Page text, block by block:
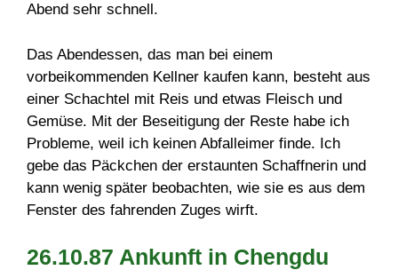
Abend sehr schnell.
Das Abendessen, das man bei einem
vorbeikommenden Kellner kaufen kann, besteht aus
einer Schachtel mit Reis und etwas Fleisch und
Gemüse. Mit der Beseitigung der Reste habe ich
Probleme, weil ich keinen Abfalleimer finde. Ich
gebe das Päckchen der erstaunten Schaffnerin und
kann wenig später beobachten, wie sie es aus dem
Fenster des fahrenden Zuges wirft.
26.10.87 Ankunft in Chengdu